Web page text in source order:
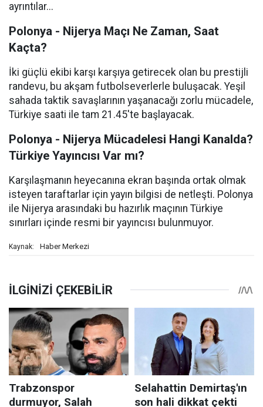
ayrıntılar...
Polonya - Nijerya Maçı Ne Zaman, Saat
Kaçta?
İki güçlü ekibi karşı karşıya getirecek olan bu prestijli
randevu, bu akşam futbolseverlerle buluşacak. Yeşil
sahada taktik savaşlarının yaşanacağı zorlu mücadele,
Türkiye saati ile tam 21.45'te başlayacak.
Polonya - Nijerya Mücadelesi Hangi Kanalda?
Türkiye Yayıncısı Var mı?
Karşılaşmanın heyecanına ekran başında ortak olmak
isteyen taraftarlar için yayın bilgisi de netleşti. Polonya
ile Nijerya arasındaki bu hazırlık maçının Türkiye
sınırları içinde resmi bir yayıncısı bulunmuyor.
Kaynak: Haber Merkezi